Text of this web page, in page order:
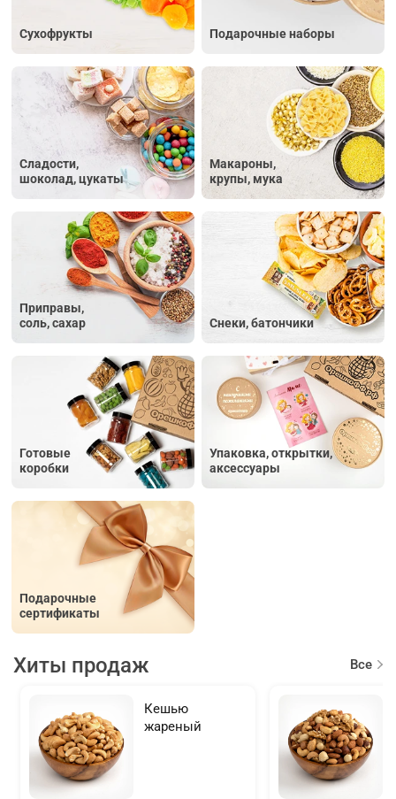
Сухофрукты Подарочные наборы
Сладости,
шоколад, цукаты
Макароны,
крупы, мука
Приправы,
соль, сахар
Снеки, батончики
Готовые
коробки
Упаковка, открытки,
аксессуары
Подарочные
сертификаты
Хиты продаж
Все
Кешью
жареный